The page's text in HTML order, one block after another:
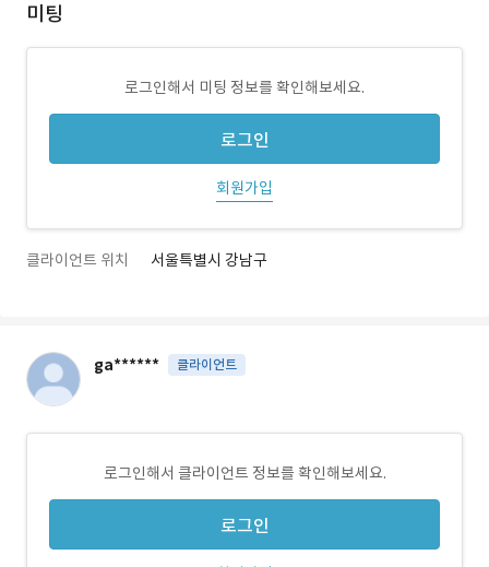
미팅
로그인해서 미팅 정보를 확인해보세요.
로그인
회원가입
클라이언트 위치 서울특별시 강남구
ga****** 클라이언트
로그인해서 클라이언트 정보를 확인해보세요.
로그인